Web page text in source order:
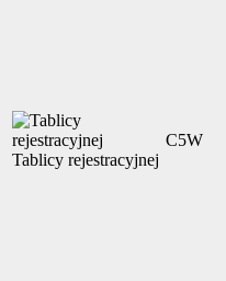
Tablicy rejestracyjnej
C5W